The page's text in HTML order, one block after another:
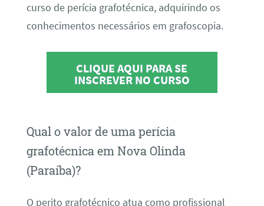
curso de perícia grafotécnica, adquirindo os
conhecimentos necessários em grafoscopia.
CLIQUE AQUI PARA SE
INSCREVER NO CURSO
Qual o valor de uma perícia
grafotécnica em Nova Olinda
(Paraíba)?
O perito grafotécnico atua como profissional